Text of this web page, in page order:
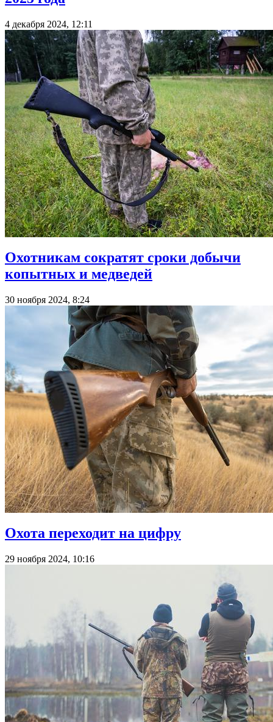
4 декабря 2024, 12:11
Охотникам сократят сроки добычи
копытных и медведей
30 ноября 2024, 8:24
Охота переходит на цифру
29 ноября 2024, 10:16